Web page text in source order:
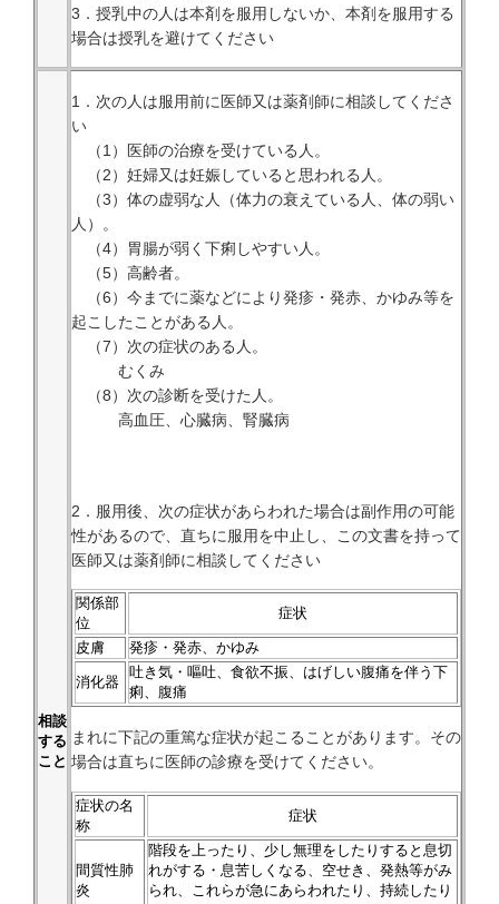
3．授乳中の人は本剤を服用しないか、本剤を服用する
場合は授乳を避けてください
相談
する
こと
1．次の人は服用前に医師又は薬剤師に相談してくださ
い
（1）医師の治療を受けている人。
（2）妊婦又は妊娠していると思われる人。
（3）体の虚弱な人（体力の衰えている人、体の弱い
人）。
（4）胃腸が弱く下痢しやすい人。
（5）高齢者。
（6）今までに薬などにより発疹・発赤、かゆみ等を
起こしたことがある人。
（7）次の症状のある人。
むくみ
（8）次の診断を受けた人。
高血圧、心臓病、腎臓病
2．服用後、次の症状があらわれた場合は副作用の可能
性があるので、直ちに服用を中止し、この文書を持って
医師又は薬剤師に相談してください
関係部
位
症状
皮膚 発疹・発赤、かゆみ
消化器
吐き気・嘔吐、食欲不振、はげしい腹痛を伴う下
痢、腹痛
まれに下記の重篤な症状が起こることがあります。その
場合は直ちに医師の診療を受けてください。
症状の名
称
症状
間質性肺
炎
階段を上ったり、少し無理をしたりすると息切
れがする・息苦しくなる、空せき、発熱等がみ
られ、これらが急にあらわれたり、持続したり